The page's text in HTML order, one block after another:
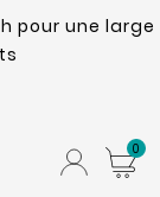
pour une large
0